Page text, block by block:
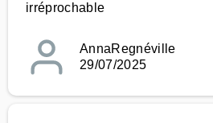
irréprochable
AnnaRegnéville
29/07/2025